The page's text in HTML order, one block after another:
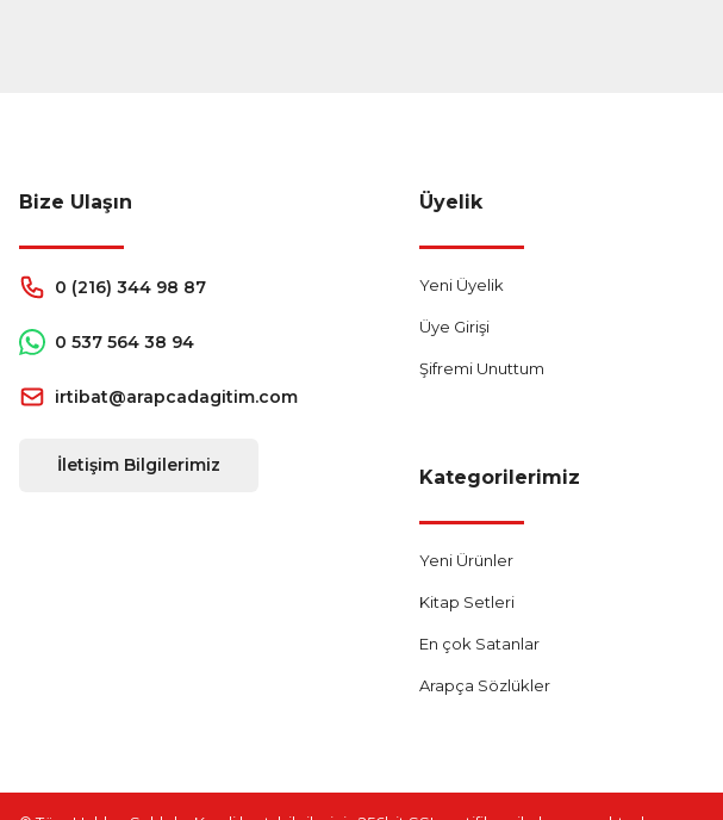
Bize Ulaşın
0 (216) 344 98 87
0 537 564 38 94
irtibat@arapcadagitim.com
İletişim Bilgilerimiz
Üyelik
Yeni Üyelik
Üye Girişi
Şifremi Unuttum
Kategorilerimiz
Yeni Ürünler
Kitap Setleri
En çok Satanlar
Arapça Sözlükler